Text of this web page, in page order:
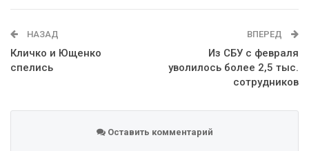
НАЗАД
Кличко и Ющенко
спелись
ВПЕРЕД
Из СБУ с февраля
уволилось более 2,5 тыс.
сотрудников
Оставить комментарий